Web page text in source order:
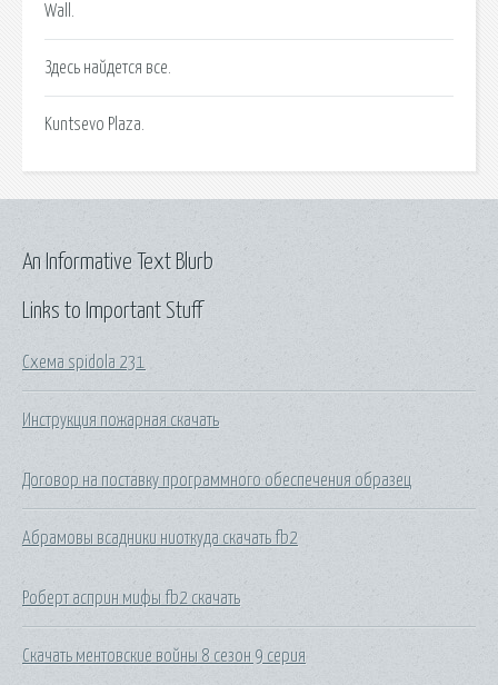
Wall.
Здесь найдется все.
Kuntsevo Plaza.
Links to Important Stuff
Схема spidola 231
Инструкция пожарная скачать
Договор на поставку программного обеспечения образец
Абрамовы всадники ниоткуда скачать fb2
Роберт асприн мифы fb2 скачать
Скачать ментовские войны 8 сезон 9 серия
An Informative Text Blurb